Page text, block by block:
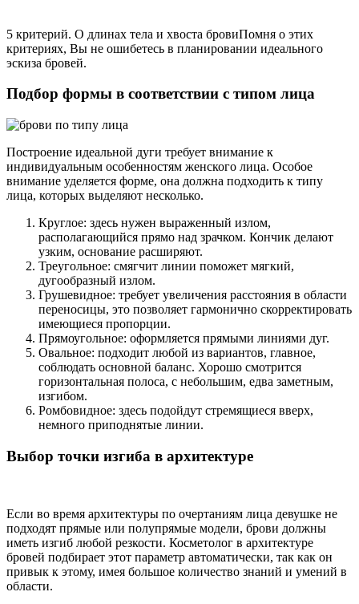
5 критерий. О длинах тела и хвоста бровиПомня о этих
критериях, Вы не ошибетесь в планировании идеального
эскиза бровей.
Подбор формы в соответствии с типом лица
Построение идеальной дуги требует внимание к
индивидуальным особенностям женского лица. Особое
внимание уделяется форме, она должна подходить к типу
лица, которых выделяют несколько.
Круглое: здесь нужен выраженный излом,
располагающийся прямо над зрачком. Кончик делают
узким, основание расширяют.
Треугольное: смягчит линии поможет мягкий,
дугообразный излом.
Грушевидное: требует увеличения расстояния в области
переносицы, это позволяет гармонично скорректировать
имеющиеся пропорции.
Прямоугольное: оформляется прямыми линиями дуг.
Овальное: подходит любой из вариантов, главное,
соблюдать основной баланс. Хорошо смотрится
горизонтальная полоса, с небольшим, едва заметным,
изгибом.
Ромбовидное: здесь подойдут стремящиеся вверх,
немного приподнятые линии.
Выбор точки изгиба в архитектуре
Если во время архитектуры по очертаниям лица девушке не
подходят прямые или полупрямые модели, брови должны
иметь изгиб любой резкости. Косметолог в архитектуре
бровей подбирает этот параметр автоматически, так как он
привык к этому, имея большое количество знаний и умений в
области.